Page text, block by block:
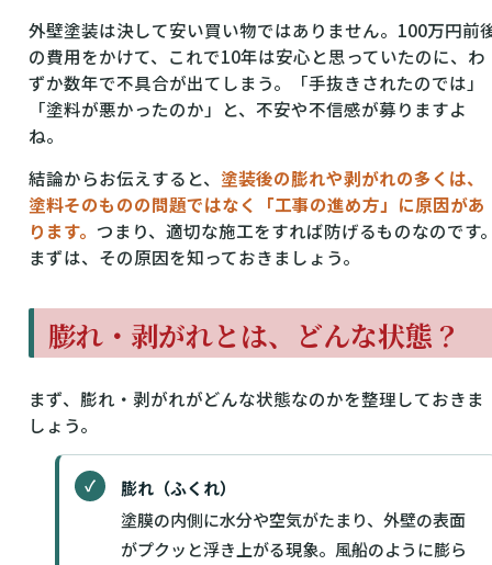
外壁塗装は決して安い買い物ではありません。100万円前
の費用をかけて、これで10年は安心と思っていたのに、わ
ずか数年で不具合が出てしまう。「手抜きされたのでは」
「塗料が悪かったのか」と、不安や不信感が募りますよ
ね。
結論からお伝えすると、 塗装後の膨れや剥がれの多くは、
塗料そのものの問題ではなく「工事の進め方」に原因があ
ります。 つまり、適切な施工をすれば防げるものなのです
まずは、その原因を知っておきましょう。
膨れ・剥がれとは、どんな状態？
まず、膨れ・剥がれがどんな状態なのかを整理しておきま
しょう。
膨れ（ふくれ）
塗膜の内側に水分や空気がたまり、外壁の表面
がプクッと浮き上がる現象。風船のように膨ら